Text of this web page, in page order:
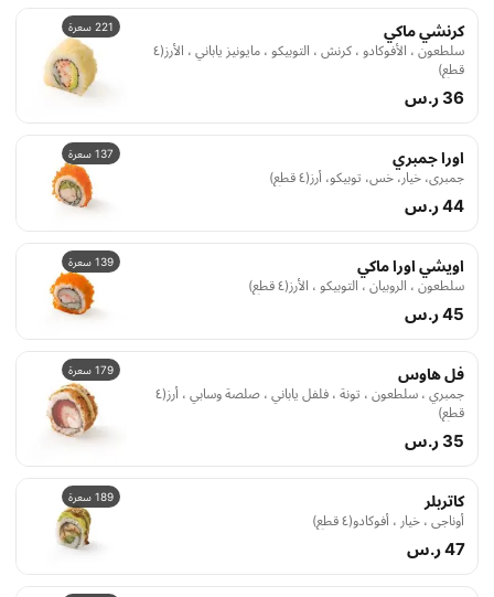
221 سعرة كرنشي ماكي
سلطعون ، الأفوكادو ، كرنش ، التوبيكو ، مايونيز ياباني ، الأرز(٤
قطع)
36 ر.س
137 سعرة اورا جمبري
جمبري، خيار، خس، توبيكو، أرز(٤ قطع)
44 ر.س
139 سعرة اويشي اورا ماكي
سلطعون ، الروبيان ، التوبيكو ، الأرز(٤ قطع)
45 ر.س
179 سعرة فل هاوس
جمبري ، سلطعون ، تونة ، فلفل ياباني ، صلصة وسابي ، أرز(٤
قطع)
35 ر.س
189 سعرة كاتربلر
أوناجي ، خيار ، أفوكادو(٤ قطع)
47 ر.س